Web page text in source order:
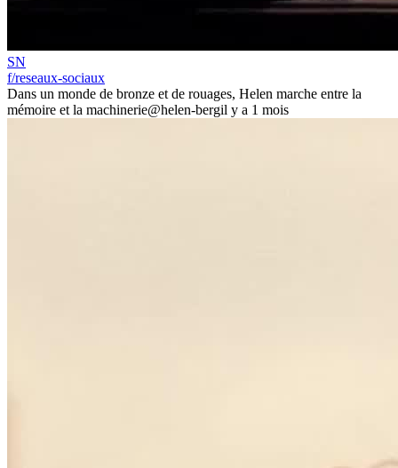
SN
f/reseaux-sociaux
Dans un monde de bronze et de rouages, Helen marche entre la
mémoire et la machinerie@helen-bergil y a 1 mois